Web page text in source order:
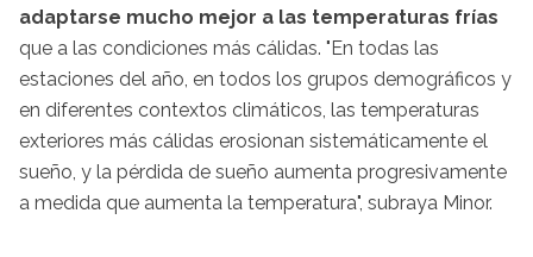
adaptarse mucho mejor a las temperaturas frías
que a las condiciones más cálidas. "En todas las
estaciones del año, en todos los grupos demográficos y
en diferentes contextos climáticos, las temperaturas
exteriores más cálidas erosionan sistemáticamente el
sueño, y la pérdida de sueño aumenta progresivamente
a medida que aumenta la temperatura", subraya Minor.